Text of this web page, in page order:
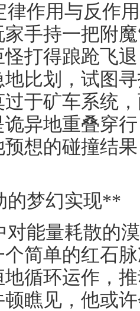
律作用与反作
手持一把附
打得踉跄飞
比划，试图
于矿车系统
异地重叠穿
想的碰撞结
的梦幻实现**
对能量耗散的
简单的红石
循环运作，
瞧见，他或